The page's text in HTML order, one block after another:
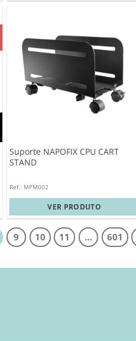
Suporte NAPOFIX CPU CART
STAND
Ref.: MPM002
VER PRODUTO
9 10 11 … 601